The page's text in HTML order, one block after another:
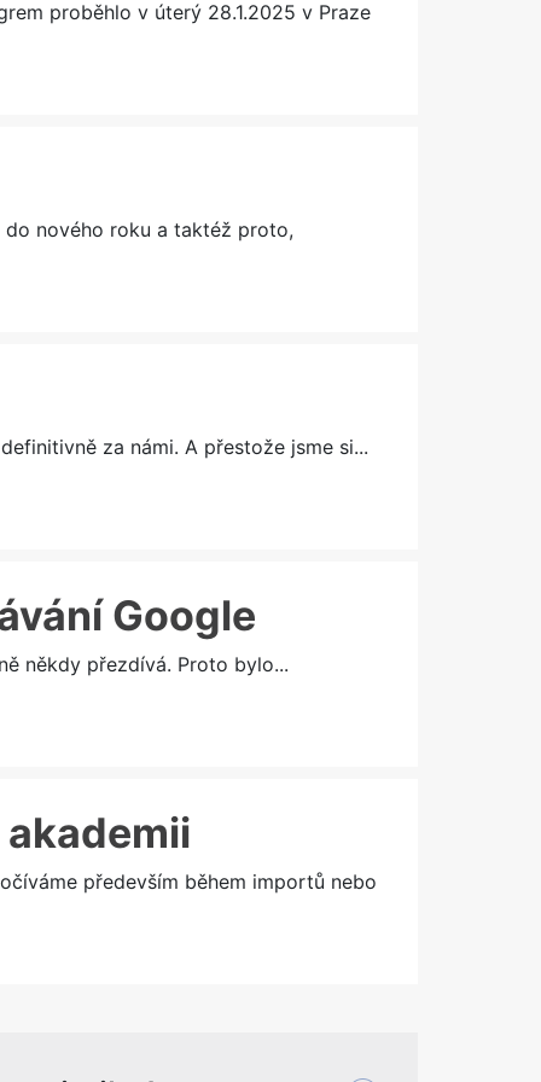
proběhlo v úterý 28.1.2025 v Praze
nového roku a taktéž proto,
za námi. A přestože jsme si...
Google
někdy přezdívá. Proto bylo...
především během importů nebo